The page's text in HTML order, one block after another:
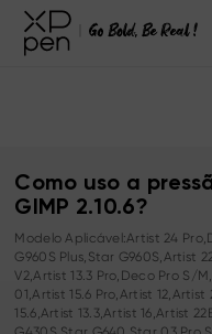
Como uso a
GIMP 2.10.6?
Modelo Aplicável:Artist 24
G960S Plus,Star G960S,Artist
V2,Artist 13.3 Pro,Deco Pro S/
01,Artist 15.6 Pro,Artist
15.6,Artist 13.3,Artist 16,Artist